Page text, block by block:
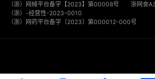
（浙）网械平台备字【2023】第00008号
浙网食
（浙）-经营性-2023-0010
（浙）网药平台备字〔2023〕第000012-000号